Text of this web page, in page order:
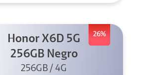
26%
Honor X6D 5G
256GB Negro
256GB / 4G